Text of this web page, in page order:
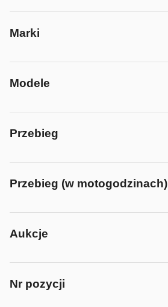
Marki
Modele
Przebieg
Przebieg (w motogodzinach)
Aukcje
Nr pozycji